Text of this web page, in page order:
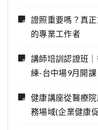
證照重要嗎？真
的專業工作者
講師培訓認證班
練-台中場9月開課
健康講座從醫療
務場域(企業健康